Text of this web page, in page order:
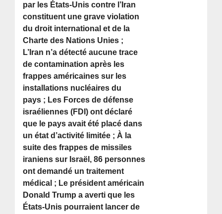
par les États-Unis contre l’Iran
constituent une grave violation
du droit international et de la
Charte des Nations Unies ;
L’Iran n’a détecté aucune trace
de contamination après les
frappes américaines sur les
installations nucléaires du
pays ; Les Forces de défense
israéliennes (FDI) ont déclaré
que le pays avait été placé dans
un état d’activité limitée ; À la
suite des frappes de missiles
iraniens sur Israël, 86 personnes
ont demandé un traitement
médical ; Le président américain
Donald Trump a averti que les
États-Unis pourraient lancer de